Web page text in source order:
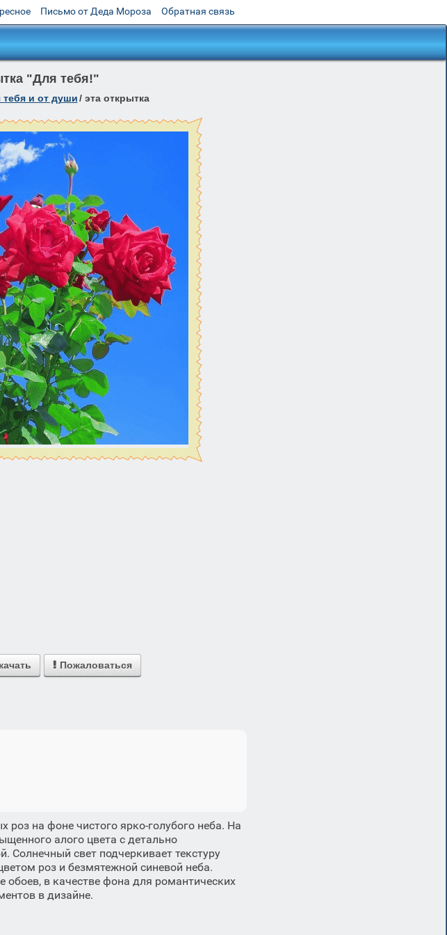
Письмо от Деда Мороза Обратная связь
"Для тебя!"
тебя и от души/ эта открытка
 Пожаловаться
на фоне чистого ярко-голубого неба. На
алого цвета с детально
Солнечный свет подчеркивает текстуру
роз и безмятежной синевой неба.
обоев, в качестве фона для романтических
в дизайне.